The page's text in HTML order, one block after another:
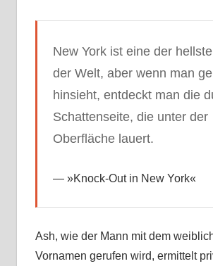
New York ist eine der
der Welt, aber wenn man
hinsieht, entdeckt man die
Schattenseite, die unter der
Oberfläche lauert.
»Knock-Out in New York«
Ash, wie der Mann mit dem
Vornamen gerufen wird, ermittelt